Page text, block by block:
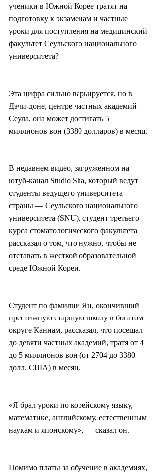
ученики в Южной Корее тратят на
подготовку к экзаменам и частные
уроки для поступления на медицинский
факультет Сеульского национального
университета?
Эта цифра сильно варьируется, но в
Дэчи-доне, центре частных академий
Сеула, она может достигать 5
миллионов вон (3380 долларов) в месяц.
В недавнем видео, загруженном на
ютуб-канал Studio Sha, который ведут
студенты ведущего университета
страны — Сеульского национального
университета (SNU), студент третьего
курса стоматологического факультета
рассказал о том, что нужно, чтобы не
отставать в жесткой образовательной
среде Южной Кореи.
Студент по фамилии Ян, окончивший
престижную старшую школу в богатом
округе Каннам, рассказал, что посещал
до девяти частных академий, тратя от 4
до 5 миллионов вон (от 2704 до 3380
долл. США) в месяц.
«Я брал уроки по корейскому языку,
математике, английскому, естественным
наукам и японскому», — сказал он.
Помимо платы за обучение в академиях,